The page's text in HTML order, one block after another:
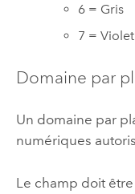
6 = Gris
7 = Violet
Domaine par
Un domaine par
numériques
Le champ doit